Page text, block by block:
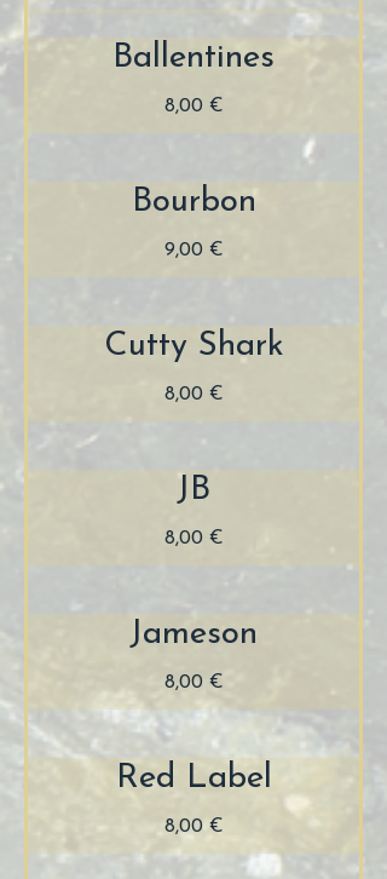
Ballentines
8,00 €
Bourbon
9,00 €
Cutty Shark
8,00 €
JB
8,00 €
Jameson
8,00 €
Red Label
8,00 €